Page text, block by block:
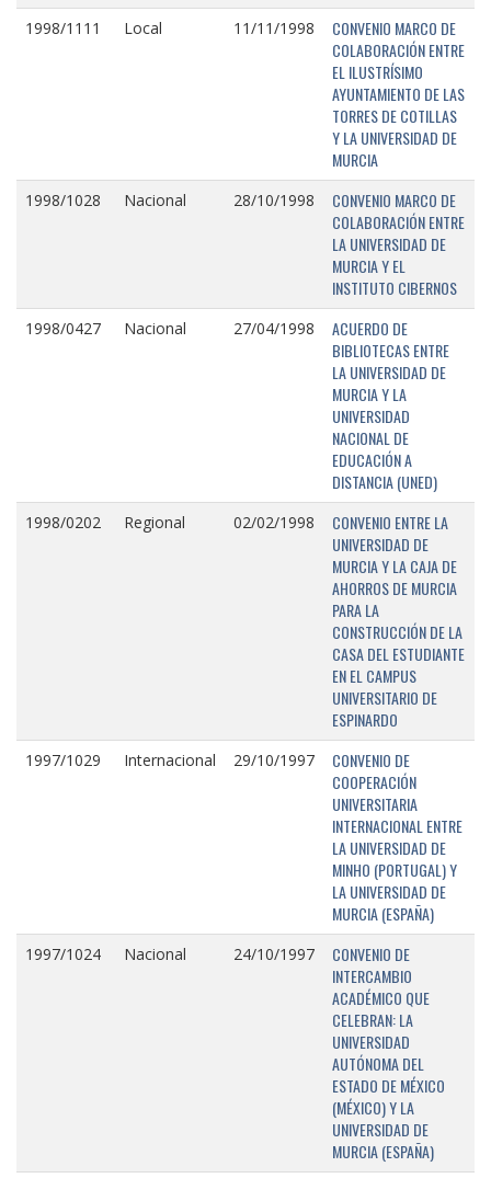
1998/1111 Local 11/11/1998
CONVENIO MARCO DE
COLABORACIÓN ENTRE
EL ILUSTRÍSIMO
AYUNTAMIENTO DE LAS
TORRES DE COTILLAS
Y LA UNIVERSIDAD DE
MURCIA
1998/1028 Nacional 28/10/1998
CONVENIO MARCO DE
COLABORACIÓN ENTRE
LA UNIVERSIDAD DE
MURCIA Y EL
INSTITUTO CIBERNOS
1998/0427 Nacional 27/04/1998
ACUERDO DE
BIBLIOTECAS ENTRE
LA UNIVERSIDAD DE
MURCIA Y LA
UNIVERSIDAD
NACIONAL DE
EDUCACIÓN A
DISTANCIA (UNED)
1998/0202 Regional 02/02/1998
CONVENIO ENTRE LA
UNIVERSIDAD DE
MURCIA Y LA CAJA DE
AHORROS DE MURCIA
PARA LA
CONSTRUCCIÓN DE LA
CASA DEL ESTUDIANTE
EN EL CAMPUS
UNIVERSITARIO DE
ESPINARDO
1997/1029 Internacional 29/10/1997
CONVENIO DE
COOPERACIÓN
UNIVERSITARIA
INTERNACIONAL ENTRE
LA UNIVERSIDAD DE
MINHO (PORTUGAL) Y
LA UNIVERSIDAD DE
MURCIA (ESPAÑA)
1997/1024 Nacional 24/10/1997
CONVENIO DE
INTERCAMBIO
ACADÉMICO QUE
CELEBRAN: LA
UNIVERSIDAD
AUTÓNOMA DEL
ESTADO DE MÉXICO
(MÉXICO) Y LA
UNIVERSIDAD DE
MURCIA (ESPAÑA)